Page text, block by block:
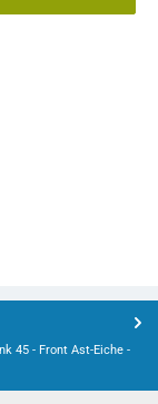
45 - Front Ast-Eiche -